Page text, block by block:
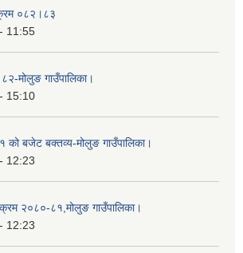
०८२।८३
11:55
मोलुङ गाउँपालिका।
15:10
को बजेट बक्तव्य-मोलुङ गाउँपालिका।
12:23
२०८०-८१,मोलुङ गाउँपालिका।
12:23